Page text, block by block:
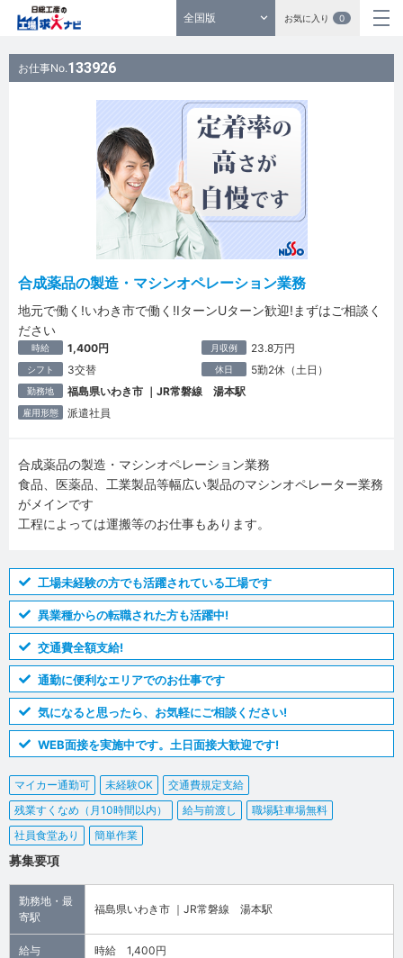
全国版 お気に入り 0
お仕事No.133926
合成薬品の製造・マシンオペレーション業務
地元で働く!いわき市で働く!IターンUターン歓迎!まずはご相談く
ださい
時給 1,400円 月収例 23.8万円
シフト 3交替 休日 5勤2休（土日）
勤務地 福島県いわき市 ｜JR常磐線 湯本駅
雇用形態 派遣社員
合成薬品の製造・マシンオペレーション業務
食品、医薬品、工業製品等幅広い製品のマシンオペレーター業務
がメインです
工程によっては運搬等のお仕事もあります。
工場未経験の方でも活躍されている工場です
異業種からの転職された方も活躍中!
交通費全額支給!
通勤に便利なエリアでのお仕事です
気になると思ったら、お気軽にご相談ください!
WEB面接を実施中です。土日面接大歓迎です!
マイカー通勤可 未経験OK
交通費規定支給
残業すくなめ（月10時間以内）
給与前渡し
職場駐車場無料
社員食堂あり
簡単作業
募集要項
勤務地・最
寄駅
福島県いわき市 ｜JR常磐線 湯本駅
給与 時給 1,400円